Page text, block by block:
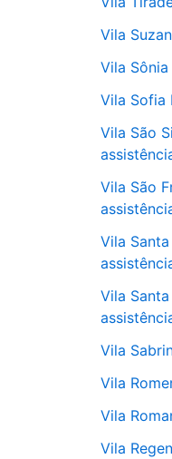
Vila
Vila
Vila Sofia
Vila São
Vila São
Vila
Vila
Vila
Vila
Vila
Vila